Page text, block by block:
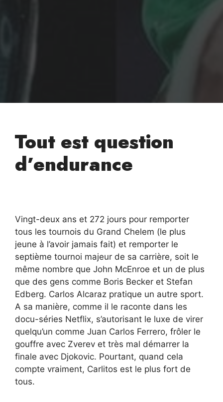
Tout est question
d’endurance
Vingt-deux ans et 272 jours pour remporter
tous les tournois du Grand Chelem (le plus
jeune à l’avoir jamais fait) et remporter le
septième tournoi majeur de sa carrière, soit le
même nombre que John McEnroe et un de plus
que des gens comme Boris Becker et Stefan
Edberg. Carlos Alcaraz pratique un autre sport.
A sa manière, comme il le raconte dans les
docu-séries Netflix, s’autorisant le luxe de virer
quelqu’un comme Juan Carlos Ferrero, frôler le
gouffre avec Zverev et très mal démarrer la
finale avec Djokovic. Pourtant, quand cela
compte vraiment, Carlitos est le plus fort de
tous.